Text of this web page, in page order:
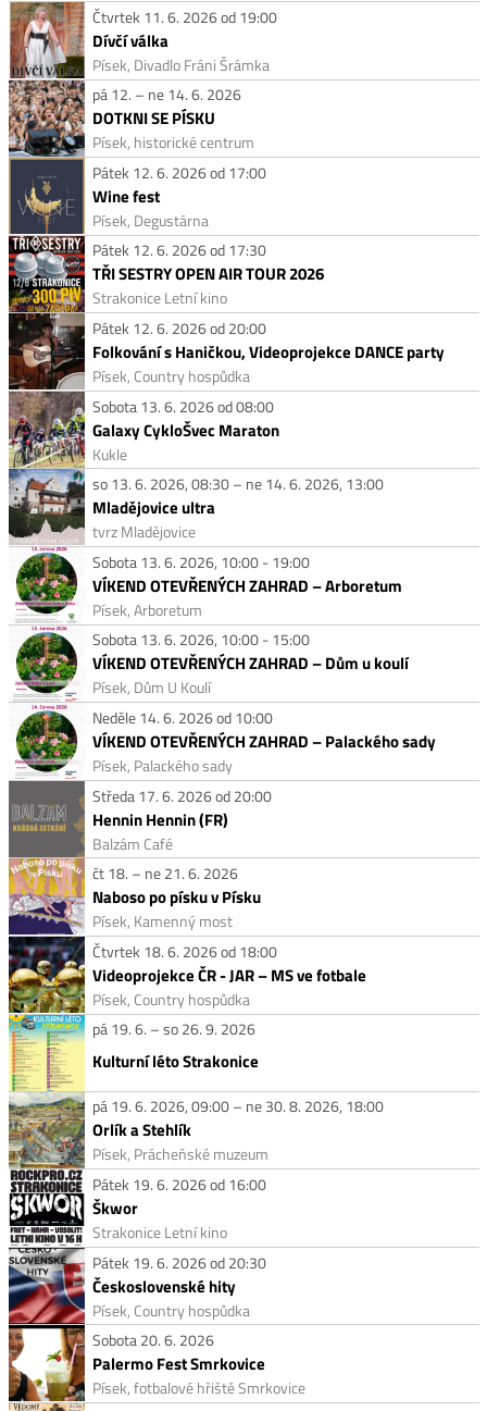
Čtvrtek 11. 6. 2026 od 19:00
Dívčí válka
Písek, Divadlo Fráni Šrámka
pá 12. – ne 14. 6. 2026
DOTKNI SE PÍSKU
Písek, historické centrum
Pátek 12. 6. 2026 od 17:00
Wine fest
Písek, Degustárna
Pátek 12. 6. 2026 od 17:30
TŘI SESTRY OPEN AIR TOUR 2026
Strakonice Letní kino
Pátek 12. 6. 2026 od 20:00
Folkování s Haničkou, Videoprojekce DANCE party
Písek, Country hospůdka
Sobota 13. 6. 2026 od 08:00
Galaxy CykloŠvec Maraton
Kukle
so 13. 6. 2026, 08:30 – ne 14. 6. 2026, 13:00
Mladějovice ultra
tvrz Mladějovice
Sobota 13. 6. 2026, 10:00 - 19:00
VÍKEND OTEVŘENÝCH ZAHRAD – Arboretum
Písek, Arboretum
Sobota 13. 6. 2026, 10:00 - 15:00
VÍKEND OTEVŘENÝCH ZAHRAD – Dům u koulí
Písek, Dům U Koulí
Neděle 14. 6. 2026 od 10:00
VÍKEND OTEVŘENÝCH ZAHRAD – Palackého sady
Písek, Palackého sady
Středa 17. 6. 2026 od 20:00
Hennin Hennin (FR)
Balzám Café
čt 18. – ne 21. 6. 2026
Naboso po písku v Písku
Písek, Kamenný most
Čtvrtek 18. 6. 2026 od 18:00
Videoprojekce ČR - JAR – MS ve fotbale
Písek, Country hospůdka
pá 19. 6. – so 26. 9. 2026
Kulturní léto Strakonice
pá 19. 6. 2026, 09:00 – ne 30. 8. 2026, 18:00
Orlík a Stehlík
Písek, Prácheňské muzeum
Pátek 19. 6. 2026 od 16:00
Škwor
Strakonice Letní kino
Pátek 19. 6. 2026 od 20:30
Československé hity
Písek, Country hospůdka
Sobota 20. 6. 2026
Palermo Fest Smrkovice
Písek, fotbalové hřiště Smrkovice